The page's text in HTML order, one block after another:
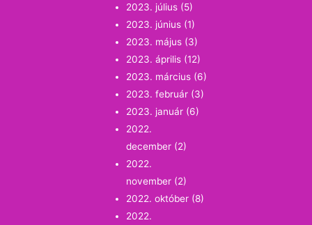
2023. július (5)
2023. június (1)
2023. május (3)
2023. április (12)
2023. március (6)
2023. február (3)
2023. január (6)
2022.
december (2)
2022.
november (2)
2022. október (8)
2022.